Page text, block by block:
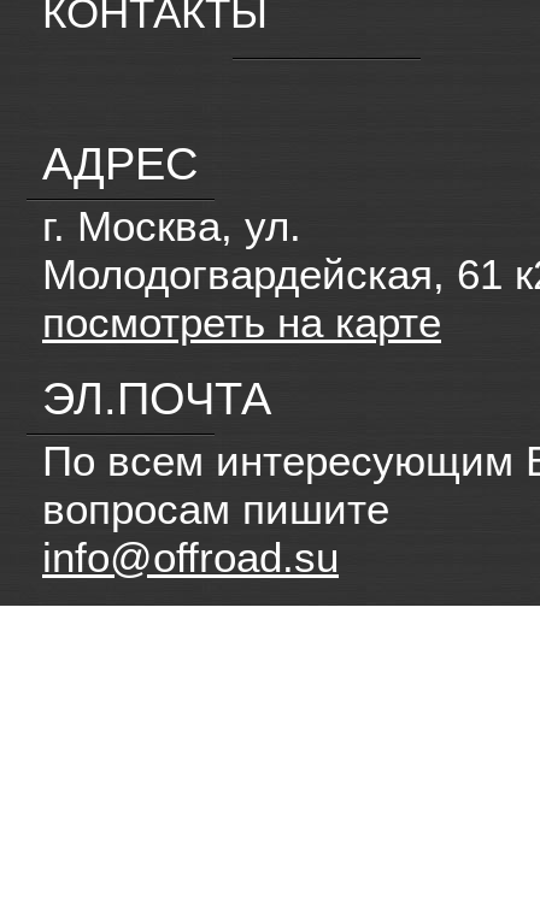
КОНТАКТЫ
АДРЕС
г. Москва, ул.
Молодогвардейская, 61
посмотреть на карте
ЭЛ.ПОЧТА
По всем интересующим
вопросам пишите
info@offroad.su